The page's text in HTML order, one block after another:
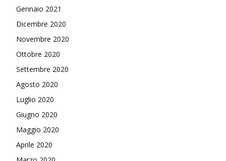
Gennaio 2021
Dicembre 2020
Novembre 2020
Ottobre 2020
Settembre 2020
Agosto 2020
Luglio 2020
Giugno 2020
Maggio 2020
Aprile 2020